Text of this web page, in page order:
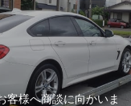
客様へ商談に向かいま